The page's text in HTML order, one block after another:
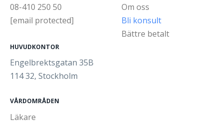
08-410 250 50
[email protected]
HUVUDKONTOR
Engelbrektsgatan 35B
114 32, Stockholm
Om oss
Bli konsult
Bättre betalt
VÅRDOMRÅDEN
Läkare